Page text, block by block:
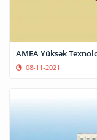
AMEA Yüksək
08-11-2021